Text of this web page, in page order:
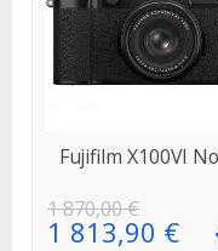
EN STOCK
Fujifilm X100VI
1 870,00 €
1 813,90 €